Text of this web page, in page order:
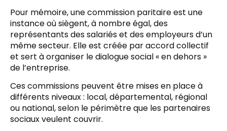
Pour mémoire, une commission paritaire est une
instance où siègent, à nombre égal, des
représentants des salariés et des employeurs d’un
même secteur. Elle est créée par accord collectif
et sert à organiser le dialogue social « en dehors »
de l’entreprise.
Ces commissions peuvent être mises en place à
différents niveaux : local, départemental, régional
ou national, selon le périmètre que les partenaires
sociaux veulent couvrir.